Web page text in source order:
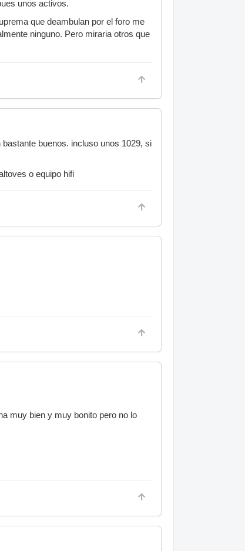
unos activos.
que deambulan por el foro me
ninguno. Pero miraria otros que
buenos. incluso unos 1029, si
o equipo hifi
muy bien y muy bonito pero no lo